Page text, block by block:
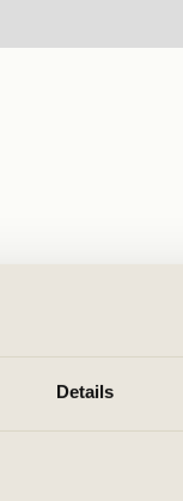
Details